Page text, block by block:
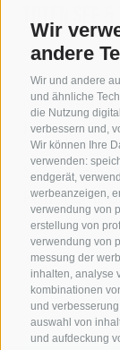
Wir
andere
Wir und andere
und ähnliche
die Nutzung
verbessern und,
Wir können Ihre
verwenden:
endgerät,
werbeanzeigen,
verwendung von
erstellung von
verwendung von
messung der
inhalten, analyse
kombinationen
und
auswahl von
und aufdeckung
Toten See
Von der
den
Kapelle
DETAILS